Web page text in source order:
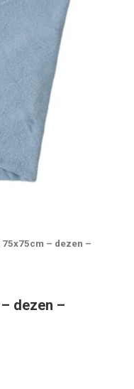
– dezen –
dezen –